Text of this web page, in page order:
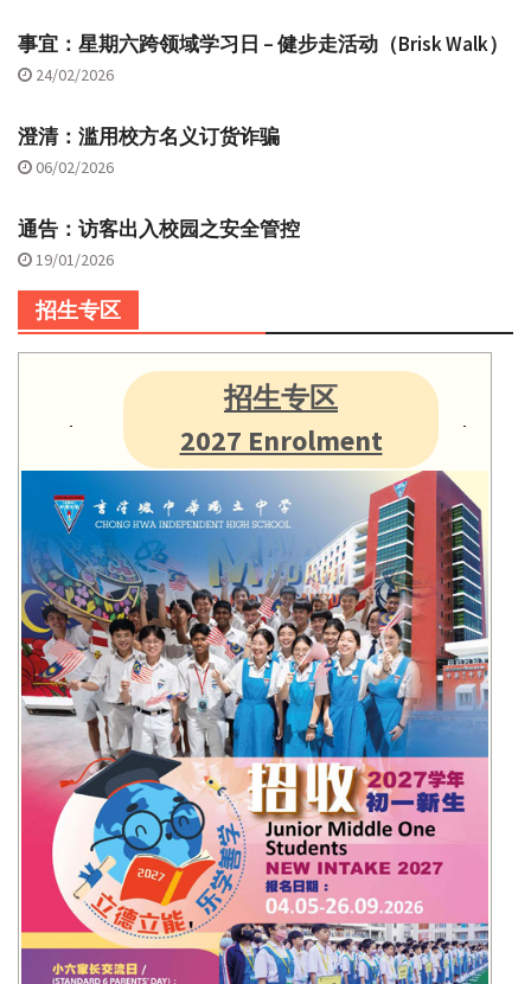
事宜：星期六跨领域学习日 – 健步走活动（Brisk Walk）
24/02/2026
澄清：滥用校方名义订货诈骗
06/02/2026
通告：访客出入校园之安全管控
19/01/2026
招生专区
招生专区
2027 Enrolment